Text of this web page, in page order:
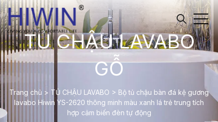
TỦ CHẬU LAVABO
GỖ
Trang chủ > TỦ CHẬU LAVABO > Bộ tủ chậu bàn đá kệ gương
lavabo Hiwin YS-2620 thông minh màu xanh lá trẻ trung tích
hợp cảm biến đèn tự động